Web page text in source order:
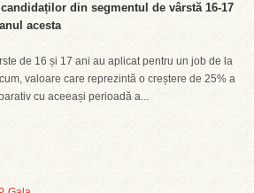
din segmentul de vârstă 16-17
acesta
de 16 și 17 ani au aplicat pentru un job de la
valoare care reprezintă o creștere de 25% a
cu aceeași perioadă a...